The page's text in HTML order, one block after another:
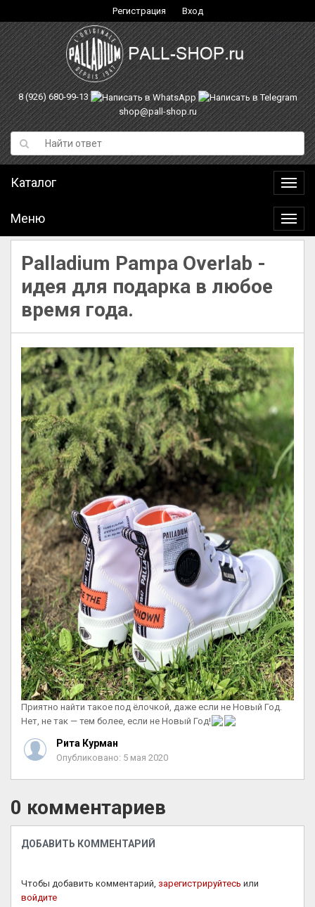
Регистрация Вход
8 (926) 680-99-13
shop@pall-shop.ru
Каталог
Меню
Меню
Palladium Pampa Overlab -
идея для подарка в любое
время года.
Приятно найти такое под ёлочкой, даже если не Новый Год.
Нет, не так — тем более, если не Новый Год!
Рита Курман
Опубликовано: 5 мая 2020
0 комментариев
ДОБАВИТЬ КОММЕНТАРИЙ
Чтобы добавить комментарий, зарегистрируйтесь или
войдите